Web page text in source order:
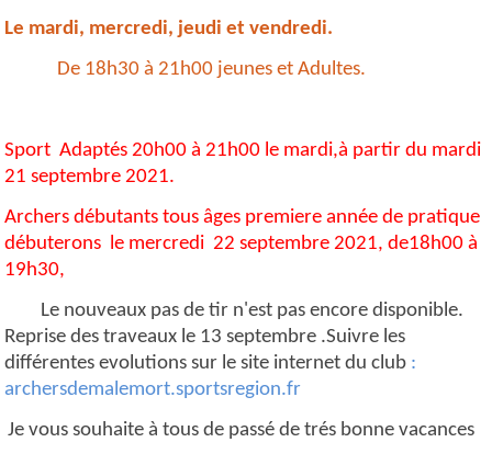
Le mardi, mercredi, jeudi et vendredi.
De 18h30 à 21h00 jeunes et Adultes.
Sport Adaptés 20h00 à 21h00 le mardi,à partir du mardi
21 septembre 2021.
Archers débutants tous âges premiere année de pratique
débuterons le mercredi 22 septembre 2021, de18h00 à
19h30,
Le nouveaux pas de tir n'est pas encore disponible.
Reprise des traveaux le 13 septembre .Suivre les
différentes evolutions sur le site internet du club :
archersdemalemort.sportsregion.fr
Je vous souhaite à tous de passé de trés bonne vacances